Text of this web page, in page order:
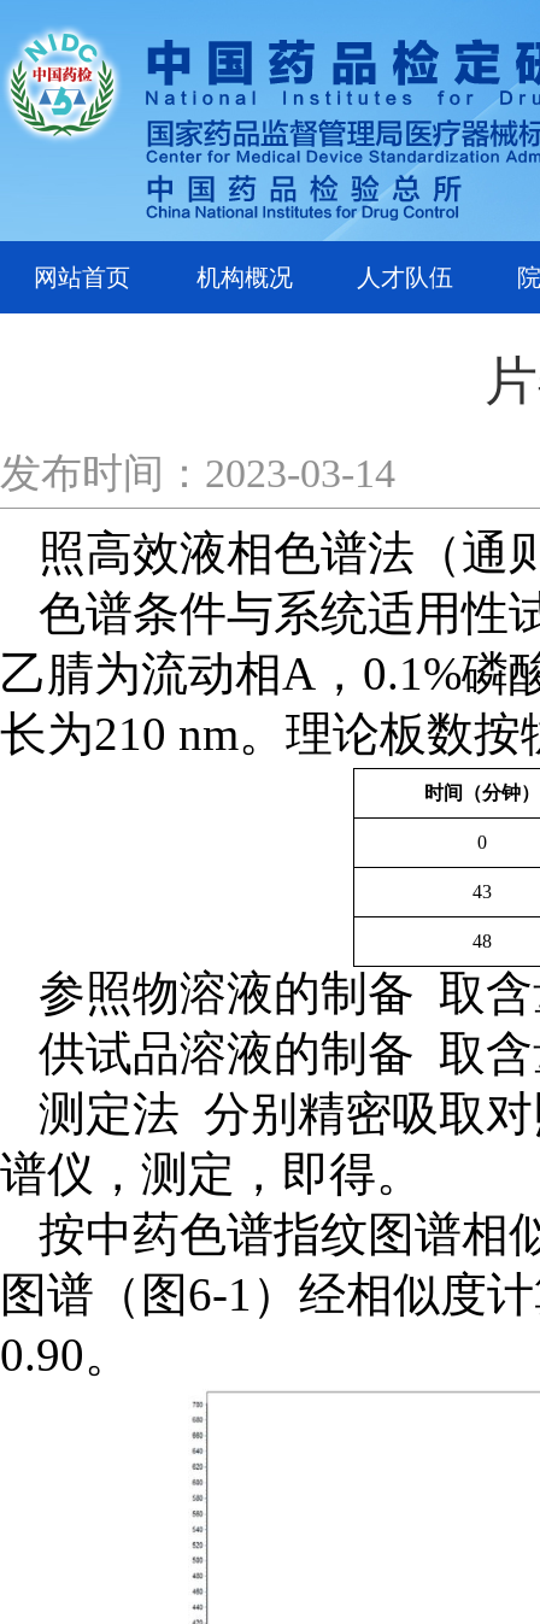
网站首页 机构概况 人才队伍
发布时间：2023-03-14
照高效液相色谱法（通
色谱条件与系统适用性
乙腈为流动相A，0.1%磷
长为210 nm。理论板数
时间（分钟）
0
43
48
参照物溶液的制备 取
供试品溶液的制备 取
测定法 分别精密吸取
谱仪，测定，即得。
按中药色谱指纹图谱相
图谱（图6-1）经相似度
0.90。